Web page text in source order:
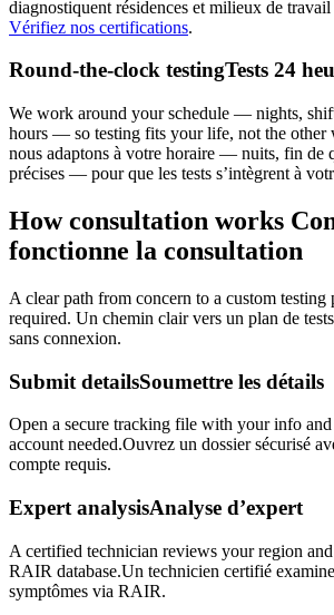
diagnostiquent résidences et milieux de
Vérifiez nos certifications.
Round-the-clock testingTests 24
We work around your schedule — nights,
hours — so testing fits your life, not the other
nous adaptons à votre horaire — nuits, fin de
précises — pour que les tests s’intègrent à
How consultation works
fonctionne la consultation
A clear path from concern to a custom
required. Un chemin clair vers un plan de
sans connexion.
Submit detailsSoumettre les détails
Open a secure tracking file with your info
account needed.Ouvrez un dossier sécurisé
compte requis.
Expert analysisAnalyse d’expert
A certified technician reviews your region
RAIR database.Un technicien certifié
symptômes via RAIR.